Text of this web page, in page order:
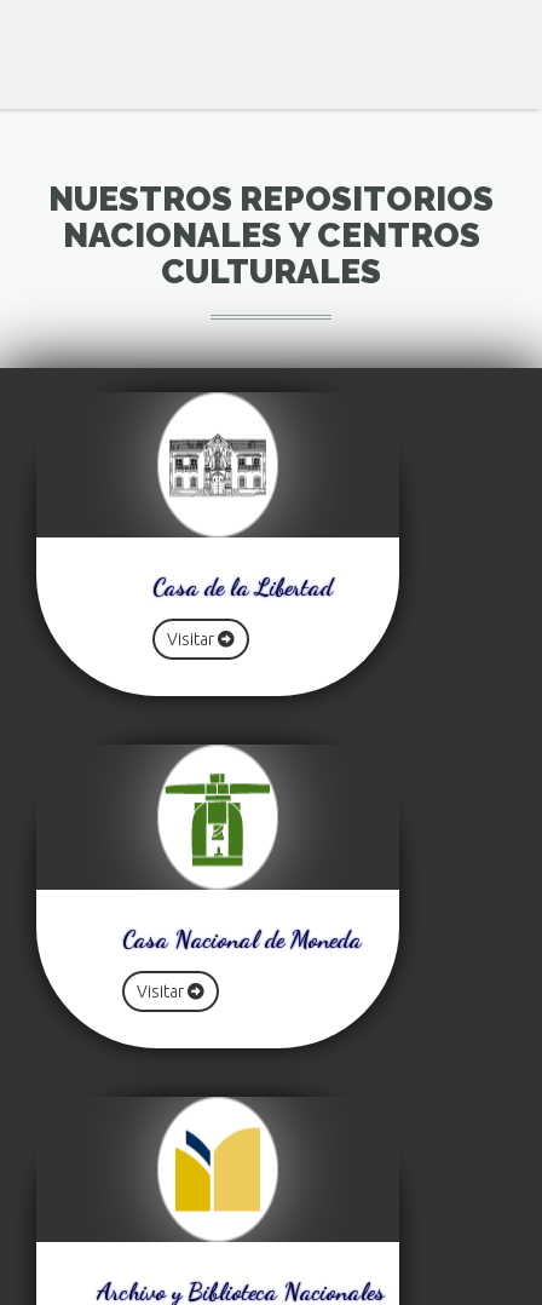
NUESTROS REPOSITORIOS
NACIONALES Y CENTROS
CULTURALES
Casa de la Libertad
Visitar
Casa Nacional de Moneda
Visitar
Archivo y Biblioteca Nacionales